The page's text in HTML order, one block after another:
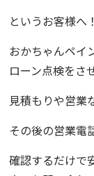
というお客様へ！
おかちゃんペイ
ローン点検をさ
見積もりや営業
その後の営業電
確認するだけで